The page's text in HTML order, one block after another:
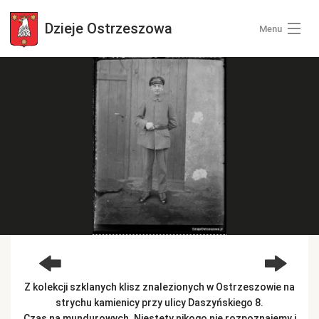
Dzieje Ostrzeszowa Menu
Wszystkie zdjęcia
Kategorie zdjęć
Z kolekcji szklanych klisz znalezionych w Ostrzeszowie na
strychu kamienicy przy ulicy Daszyńskiego 8.